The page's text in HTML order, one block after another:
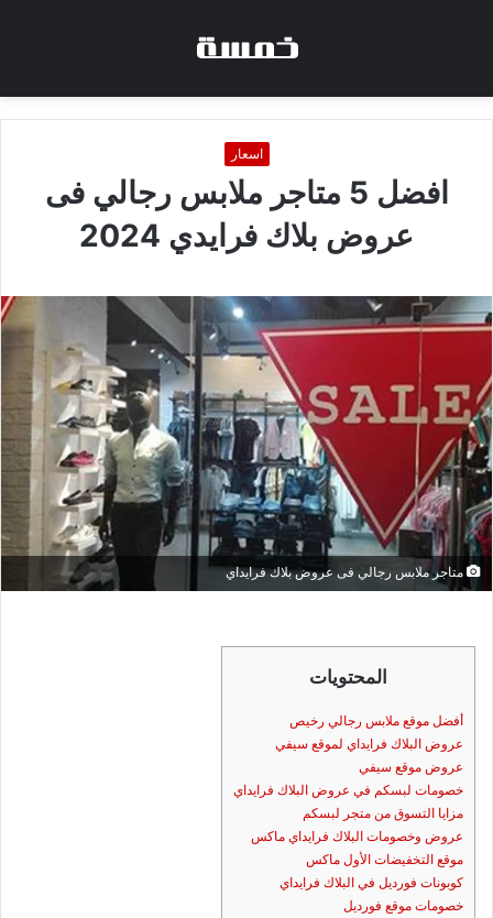
اسعار
افضل 5 متاجر ملابس رجالي فى
عروض بلاك فرايدي 2024
متاجر ملابس رجالي فى عروض بلاك فرايداي
المحتويات
أفضل موقع ملابس رجالي رخيص
عروض البلاك فرايداي لموقع سيفي
عروض موقع سيفي
خصومات لبسكم في عروض البلاك فرايداي
مزايا التسوق من متجر لبسكم
عروض وخصومات البلاك فرايداي ماكس
موقع التخفيضات الأول ماكس
كوبونات فورديل في البلاك فرايداي
خصومات موقع فورديل